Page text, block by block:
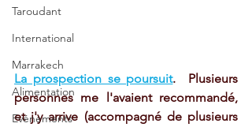
Taroudant
International
Marrakech
Alimentation
Evénements
La prospection se poursuit.  Plusieurs
personnes me l'avaient recommandé,
et j'y arrive (accompagné de plusieurs